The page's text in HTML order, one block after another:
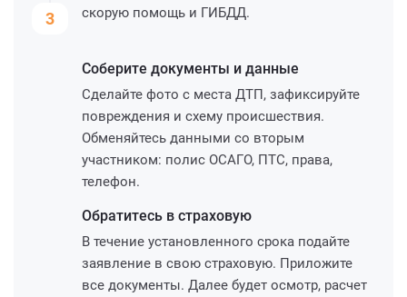
3
скорую помощь и ГИБДД.
Соберите документы и данные
Сделайте фото с места ДТП, зафиксируйте
повреждения и схему происшествия.
Обменяйтесь данными со вторым
участником: полис ОСАГО, ПТС, права,
телефон.
Обратитесь в страховую
В течение установленного срока подайте
заявление в свою страховую. Приложите
все документы. Далее будет осмотр, расчет